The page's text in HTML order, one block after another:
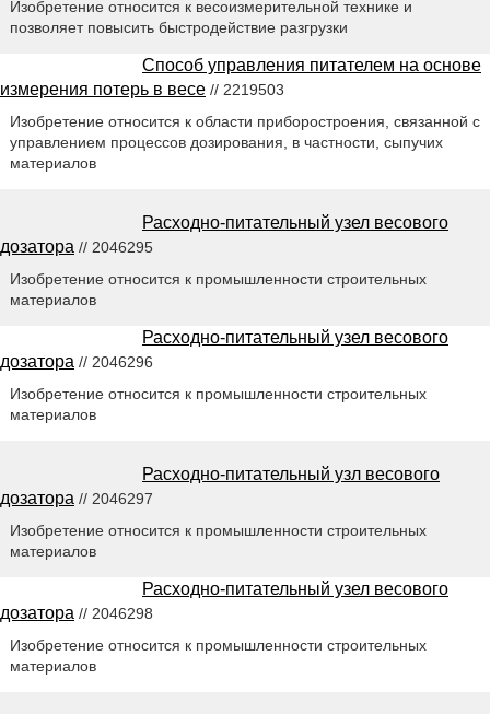
Изобретение относится к весоизмерительной технике и
позволяет повысить быстродействие разгрузки
Способ управления питателем на основе
измерения потерь в весе // 2219503
Изобретение относится к области приборостроения, связанной с
управлением процессов дозирования, в частности, сыпучих
материалов
Расходно-питательный узел весового
дозатора // 2046295
Изобретение относится к промышленности строительных
материалов
Расходно-питательный узел весового
дозатора // 2046296
Изобретение относится к промышленности строительных
материалов
Расходно-питательный узл весового
дозатора // 2046297
Изобретение относится к промышленности строительных
материалов
Расходно-питательный узел весового
дозатора // 2046298
Изобретение относится к промышленности строительных
материалов